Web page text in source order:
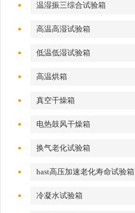
温湿振三综合试验箱
高温高湿试验箱
低温低湿试验箱
高温烘箱
真空干燥箱
电热鼓风干燥箱
换气老化试验箱
hast高压加速老化寿命试验箱
冷凝水试验箱